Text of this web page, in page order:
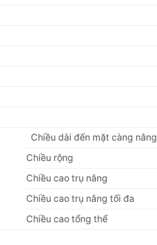
Chiều dài đến mặt càng nâng
Chiều rộng
Chiều cao trụ nâng
Chiều cao trụ nâng tối đa
Chiều cao tổng thể